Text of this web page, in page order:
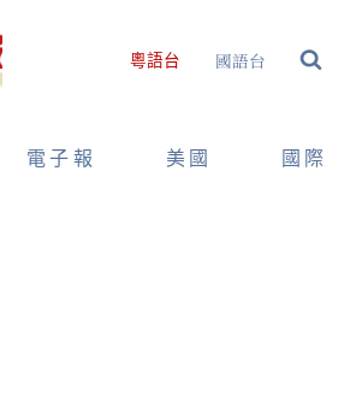
粵語台 國語台
電子報 美國 國際